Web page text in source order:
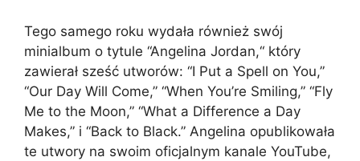
Tego samego roku wydała również swój
minialbum o tytule “Angelina Jordan,“ który
zawierał sześć utworów: “I Put a Spell on You,”
“Our Day Will Come,” “When You’re Smiling,” “Fly
Me to the Moon,” “What a Difference a Day
Makes,” i “Back to Black.” Angelina opublikowała
te utwory na swoim oficjalnym kanale YouTube,